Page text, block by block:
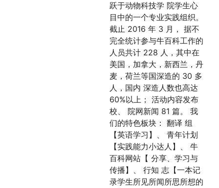
跃于动物科技学 院学生心
目中的一个专业实践组织。
截止 2016 年 3 月， 据不
完全统计参与牛百科工作的
人员共计 228 人，其中在
美国，加拿大，新西兰，丹
麦，荷兰等国深造的 30 多
人，国内 深造人数也高达
60%以上； 活动内容发布
校、 院网新闻 81 篇。 我
们的特色板块： 翻译 组
【英语学习】、 青年计划
【实践能力小达人】、 牛
百科网站【 分享、学习与
传播】、 行知 志【一本记
录学生所见所闻所思所想的